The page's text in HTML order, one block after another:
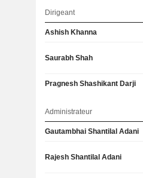
Dirigeant
Ashish Khanna
Saurabh Shah
Pragnesh Shashikant Darji
Administrateur
Gautambhai Shantilal Adani
Rajesh Shantilal Adani